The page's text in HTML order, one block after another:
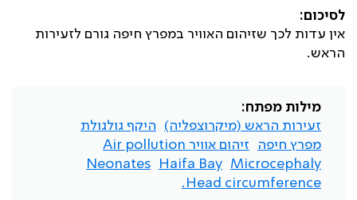
לסיכום:
אין עדות לכך שזיהום האוויר במפרץ חיפה גורם לזעירות
הראש.
מילות מפתח:
זעירות הראש (מיקרוצפליה)
היקף גולגולת
מפרץ חיפה
זיהום אוויר Air pollution
Microcephaly
Haifa Bay
Neonates
Head circumference.